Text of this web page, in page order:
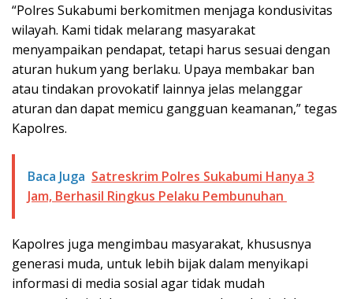
“Polres Sukabumi berkomitmen menjaga kondusivitas
wilayah. Kami tidak melarang masyarakat
menyampaikan pendapat, tetapi harus sesuai dengan
aturan hukum yang berlaku. Upaya membakar ban
atau tindakan provokatif lainnya jelas melanggar
aturan dan dapat memicu gangguan keamanan,” tegas
Kapolres.
Baca Juga Satreskrim Polres Sukabumi Hanya 3
Jam, Berhasil Ringkus Pelaku Pembunuhan
Kapolres juga mengimbau masyarakat, khususnya
generasi muda, untuk lebih bijak dalam menyikapi
informasi di media sosial agar tidak mudah